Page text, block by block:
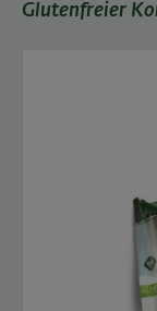
Glutenfreier